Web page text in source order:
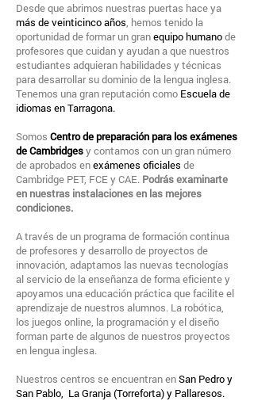
Desde que abrimos nuestras puertas hace ya
más de veinticinco años, hemos tenido la
oportunidad de formar un granequipo humanode
profesores que cuidan y ayudan a que nuestros
estudiantes adquieran habilidades y técnicas
para desarrollar su dominio de la lengua inglesa.
Tenemos una gran reputación como Escuela de
idiomas en Tarragona.
Somos Centro de preparación para los exámenes
de Cambridgesy contamos con un gran número
de aprobados enexámenes oficiales de
Cambridge PET, FCE y CAE. Podrás examinarte
en nuestras instalaciones en las mejores
condiciones.
A través de un programa de formación continua
de profesores y desarrollo de proyectos de
innovación, adaptamos las nuevas tecnologías
al servicio de la enseñanza de forma eficiente y
apoyamos una educación práctica que facilite el
aprendizaje de nuestros alumnos. La robótica,
los juegos online, la programación y el diseño
forman parte de algunos de nuestros proyectos
en lengua inglesa.
Nuestros centros se encuentran enSan Pedro y
San Pablo, La Granja (Torreforta) y Pallaresos.